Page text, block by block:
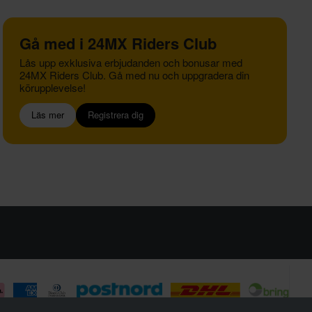
Gå med i 24MX Riders Club
Lås upp exklusiva erbjudanden och bonusar med
24MX Riders Club. Gå med nu och uppgradera din
körupplevelse!
Läs mer Registrera dig